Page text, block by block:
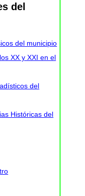
del
del municipio
XX y XXI en el
del
Históricas del